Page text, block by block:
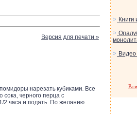
Версия для печати »
нарезать кубиками. Все
сока, черного перца с
2 часа и подать. По желанию
Книги